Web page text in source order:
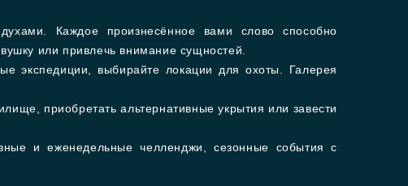
Каждое произнесённое вами слово способно
или привлечь внимание сущностей.
экспедиции, выбирайте локации для охоты. Галерея
приобретать альтернативные укрытия или завести
и еженедельные челленджи, сезонные события с